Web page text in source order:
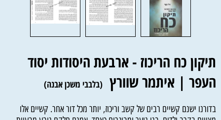
תיקון כח הריכוז - ארבעת היסודות יסוד
העפר | איתמר שוורץ (בלבבי משכן אבנה)
בדורנו ישנם קשיים רבים של קשב וריכוז, יותר מכל דור אחר. קשיים אלו